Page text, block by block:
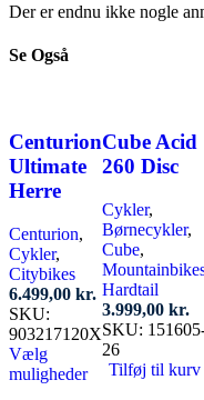
Der er endnu ikke nogle
Se Også
Centurion
Ultimate
Herre
Centurion,
Cykler,
Citybikes
6.499,00 kr.
SKU:
903217120X
Vælg
muligheder
Cube Acid
260 Disc
Cykler,
Børnecykler,
Cube,
Hardtail
3.999,00 kr.
SKU:
26
Tilføj til kurv